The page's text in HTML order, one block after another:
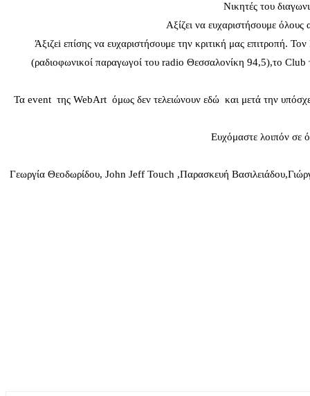
Νικητές του
Αξίζει να ευχαριστήσουμε
Άξιζεi επίσης να ευχαριστήσουμε την κριτική μας επιτροπή.
(ραδιοφωνικοί παραγωγοί του radio Θεσσαλονίκη 94,5),το
Τα event της WebArt όμως δεν τελειώνουν εδώ και μετά την
Ευχόμαστε λοιπόν σε
Γεωργία Θεοδωρίδου, John Jeff Touch ,Παρασκευή